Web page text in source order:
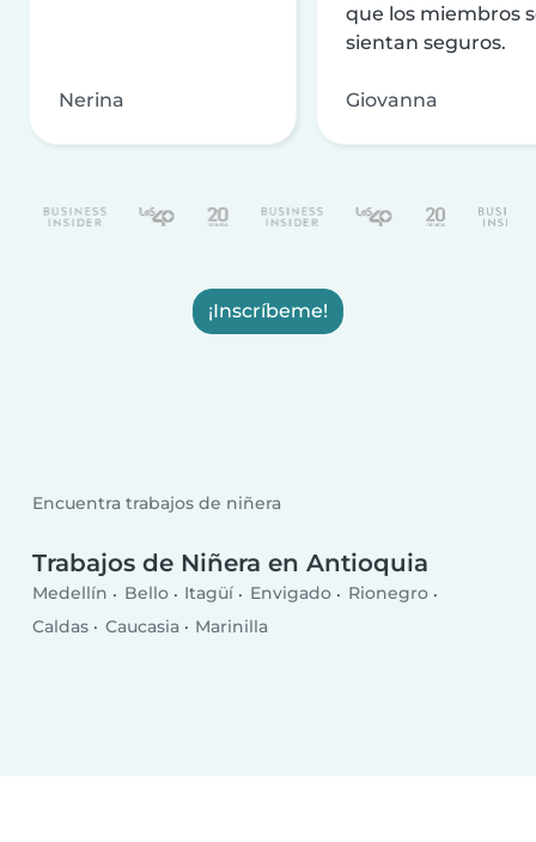
Nerina
que los miembros
sientan seguros.
Giovanna
¡Inscríbeme!
Encuentra trabajos de niñera
Trabajos de Niñera en Antioquia
Medellín Bello Itagüí Envigado
Rionegro
Caldas
Caucasia Marinilla